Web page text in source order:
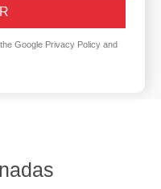
Google Privacy Policy and